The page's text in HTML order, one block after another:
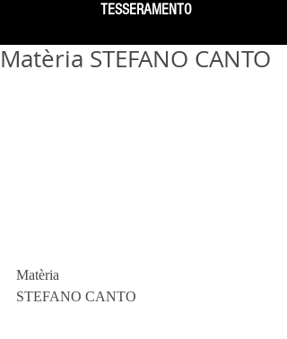
TESSERAMENTO
Matèria STEFANO CANTO
Matèria
STEFANO CANTO